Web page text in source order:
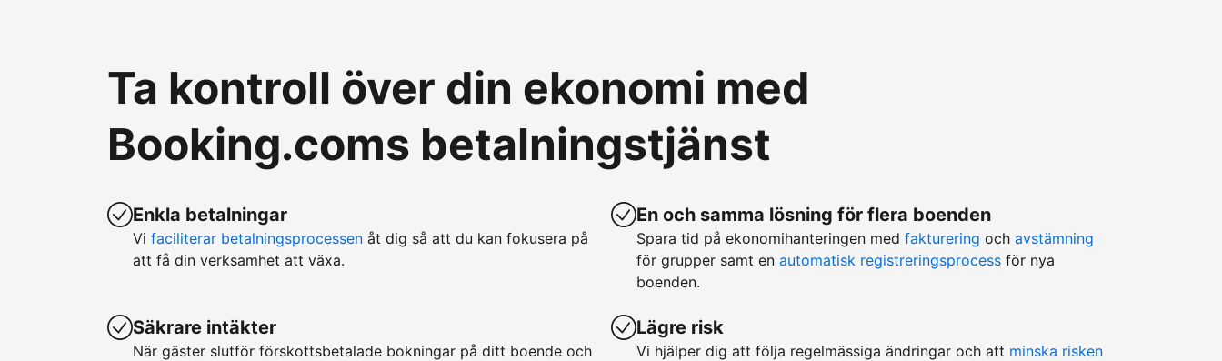
Ta kontroll över din ekonomi med
Booking.coms betalningstjänst
Enkla betalningar
Vi faciliterar betalningsprocessen åt dig så att du kan fokusera på
att få din verksamhet att växa.
Säkrare intäkter
När gäster slutför förskottsbetalade bokningar på ditt boende och
En och samma lösning för flera boenden
Spara tid på ekonomihanteringen med fakturering och avstämning
för grupper samt en automatisk registreringsprocess för nya
boenden.
Lägre risk
Vi hjälper dig att följa regelmässiga ändringar och att minska risken